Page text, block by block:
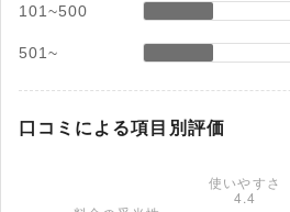
101~500
501~
口コミによる項目別評価